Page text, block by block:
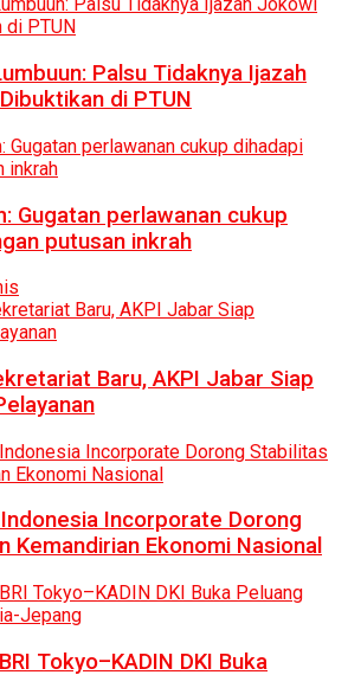
Palsu Tidaknya Ijazah
di PTUN
Gugatan perlawanan cukup
putusan inkrah
Baru, AKPI Jabar Siap
Incorporate Dorong
Kemandirian Ekonomi Nasional
Tokyo–KADIN DKI Buka